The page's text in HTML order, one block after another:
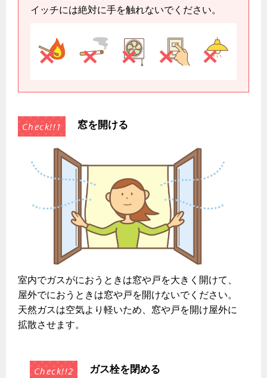
原料費調整制度について
こんなときは
ガスくさいとき・警報器が鳴ったとき
ガス器具が故障したとき
ガス給湯器・風呂釜の凍結予防方法
ガス工事について
ガス工事に関する約款・委託要件・内管工事見積単価表
新しく都市ガスをご利用したい方へ
道路・敷地内で工事をされる皆さまへ
ガスを安全にお使いいただくために
ガスメーターの役割と安全機能
イッチには絶対に手を触れないでください。
窓を開ける
室内でガスがにおうときは窓や戸を大きく開けて、
屋外でにおうときは窓や戸を開けないでください。
天然ガスは空気より軽いため、窓や戸を開け屋外に
拡散させます。
ガス栓を閉める